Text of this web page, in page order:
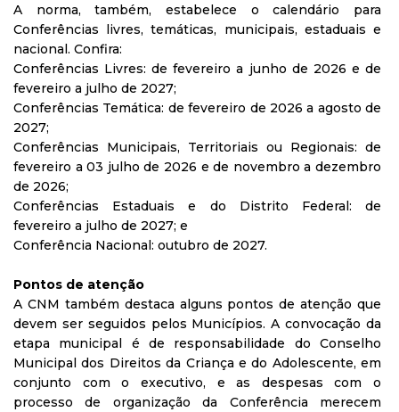
A norma, também, estabelece o calendário para
Conferências livres, temáticas, municipais, estaduais e
nacional. Confira:
Conferências Livres: de fevereiro a junho de 2026 e de
fevereiro a julho de 2027;
Conferências Temática: de fevereiro de 2026 a agosto de
2027;
Conferências Municipais, Territoriais ou Regionais: de
fevereiro a 03 julho de 2026 e de novembro a dezembro
de 2026;
Conferências Estaduais e do Distrito Federal: de
fevereiro a julho de 2027; e
Conferência Nacional: outubro de 2027.
Pontos de atenção
A CNM também destaca alguns pontos de atenção que
devem ser seguidos pelos Municípios. A convocação da
etapa municipal é de responsabilidade do Conselho
Municipal dos Direitos da Criança e do Adolescente, em
conjunto com o executivo, e as despesas com o
processo de organização da Conferência merecem